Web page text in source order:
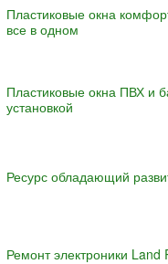
Пластиковые окна
все в одном
Пластиковые окна ПВХ и
установкой
Ресурс обладающий
Ремонт электроники Land